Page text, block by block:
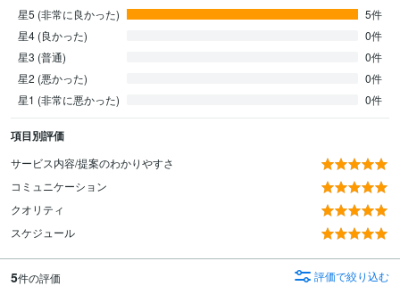
星5 (非常に良かった)
5件
星4 (良かった)
0件
星3 (普通)
0件
星2 (悪かった)
0件
星1 (非常に悪かった)
0件
項目別評価
サービス内容/提案のわかりやすさ
コミュニケーション
クオリティ
スケジュール
5件の評価 評価で絞り込む